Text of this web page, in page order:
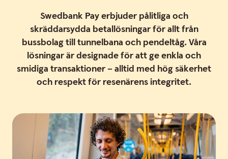
Swedbank Pay erbjuder pålitliga och
skräddarsydda betallösningar för allt från
bussbolag till tunnelbana och pendeltåg. Våra
lösningar är designade för att ge enkla och
smidiga transaktioner – alltid med hög säkerhet
och respekt för resenärens integritet.